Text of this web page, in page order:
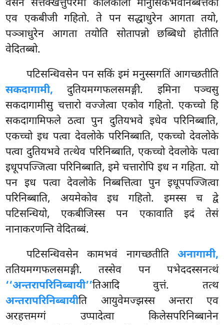
वसेन सत्तक्खत्तुपरमो कोलंकोलो मानुसिकभवनिब्बत्तको
एव एकबीजी गहितो. ते पन सद्धाधुरेन आगता तयो,
पञ्ञाधुरेन आगता तयोति सोतापन्नो छब्बिधो होतीति
वेदितब्बो.
पटिसन्धिवसेन पन सकिं इमं मनुस्सगतिं आगच्छतीति
सकदागामी, दुतियमग्गफलसमङ्गी. इमिना पञ्चसु
सकदागामीसु चत्तारो वज्जेत्वा एकोव गहितो. एकच्चो हि
सकदागामिफले ठत्वा पुन दुतियभवे इधेव परिनिब्बाति,
एकच्चो इध पत्वा देवलोके परिनिब्बाति, एकच्चो देवलोके
पत्वा दुतियभवे तत्थेव परिनिब्बाति, एकच्चो देवलोके पत्वा
इधूपपज्जित्वा परिनिब्बाति, इमे चत्तारोपि इध न गहिता. यो
पन इध पत्वा देवलोके निब्बत्तित्वा पुन इधूपपज्जित्वा
परिनिब्बाति, अयमेकोव इध गहितो. इमस्स च द्वे
पटिसन्धियो, एकबीजिस्स पन एकावाति इदं तेसं
नानाकरणन्ति वेदितब्बं.
पटिसन्धिवसेन कामभवं नागच्छतीति अनागामी,
ततियमग्गफलसमङ्गी. तस्सेव पन पभेददस्सनत्थं
‘‘अन्तरापरिनिब्बायी’’तिआदि वुत्तं. तत्थ
अन्तरापरिनिब्बायीति आयुवेमज्झस्स अन्तरा एव
अरहत्तमग्गं उप्पादेत्वा किलेसपरिनिब्बानेन